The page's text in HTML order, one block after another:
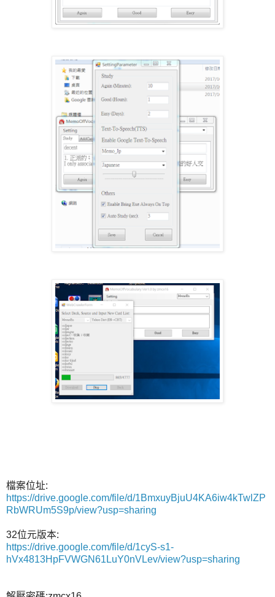
檔案位址:
https://drive.google.com/file/d/1BmxuyBjuU4KA6iw4kTwlZP
RbWRUm5S9p/view?usp=sharing
32位元版本:
https://drive.google.com/file/d/1cyS-s1-
hVx4813HpFVWGN61LuY0nVLev/view?usp=sharing